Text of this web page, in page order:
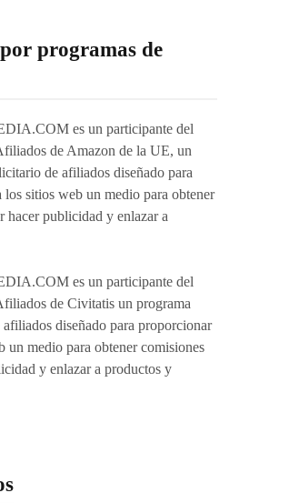
programas de
es un participante del
de Amazon de la UE, un
de afiliados diseñado para
los sitios web un medio para obtener
hacer publicidad y enlazar a
es un participante del
de Civitatis un programa
diseñado para proporcionar
un medio para obtener comisiones
y enlazar a productos y